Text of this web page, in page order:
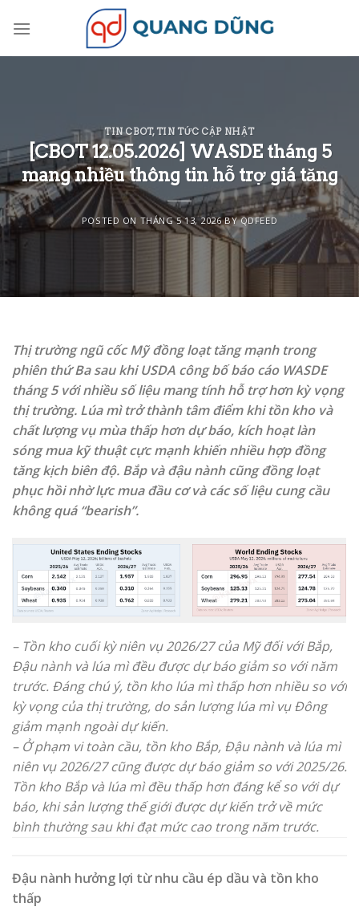
TIN CBOT, TIN TỨC CẬP NHẬT
[CBOT 12.05.2026] WASDE tháng 5
mang nhiều thông tin hỗ trợ giá tăng
POSTED ON THÁNG 5 13, 2026BYQDFEED
Thị trường ngũ cốc Mỹ đồng loạt tăng mạnh trong
phiên thứ Ba sau khi USDA công bố báo cáo WASDE
tháng 5 với nhiều số liệu mang tính hỗ trợ hơn kỳ vọng
thị trường. Lúa mì trở thành tâm điểm khi tồn kho và
chất lượng vụ mùa thấp hơn dự báo, kích hoạt làn
sóng mua kỹ thuật cực mạnh khiến nhiều hợp đồng
tăng kịch biên độ. Bắp và đậu nành cũng đồng loạt
phục hồi nhờ lực mua đầu cơ và các số liệu cung cầu
không quá “bearish”.
– Tồn kho cuối kỳ niên vụ 2026/27 của Mỹ đối với Bắp,
Đậu nành và lúa mì đều được dự báo giảm so với năm
trước. Đáng chú ý, tồn kho lúa mì thấp hơn nhiều so với
kỳ vọng của thị trường, do sản lượng lúa mì vụ Đông
giảm mạnh ngoài dự kiến.
– Ở phạm vi toàn cầu, tồn kho Bắp, Đậu nành và lúa mì
niên vụ 2026/27 cũng được dự báo giảm so với 2025/26.
Tồn kho Bắp và lúa mì đều thấp hơn đáng kể so với dự
báo, khi sản lượng thế giới được dự kiến trở về mức
bình thường sau khi đạt mức cao trong năm trước.
Đậu nành hưởng lợi từ nhu cầu ép dầu và tồn kho
thấp